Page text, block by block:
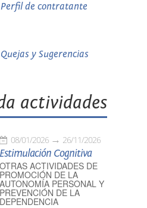
Perfil de contratante
Quejas y Sugerencias
actividades
08/01/2026 26/11/2026
Estimulación Cognitiva
OTRAS ACTIVIDADES DE
PROMOCIÓN DE LA
AUTONOMÍA PERSONAL Y
PREVENCIÓN DE LA
DEPENDENCIA